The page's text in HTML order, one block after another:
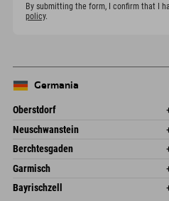
By submitting the form, I confirm that I
policy.
Germania
Oberstdorf
An der Breitach 3
87538 Fischen I. Allgäu
Germania
Neuschwanstein
An der Riese 45
87484 Nesselwang im Allgäu
Germania
Berchtesgaden
Hofreitstr. 7
83471 Schönau am Königssee
Germania
Garmisch
Frickenstraße 22
82490 Farchant
Bayrischzell